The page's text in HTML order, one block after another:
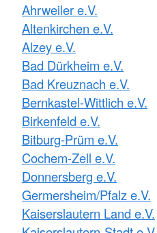
Ahrweiler e.V.
Altenkirchen e.V.
Alzey e.V.
Bad Dürkheim e.V.
Bad Kreuznach e.V.
Bernkastel-Wittlich e.V.
Birkenfeld e.V.
Bitburg-Prüm e.V.
Cochem-Zell e.V.
Donnersberg e.V.
Germersheim/Pfalz e.V.
Kaiserslautern Land e.V.